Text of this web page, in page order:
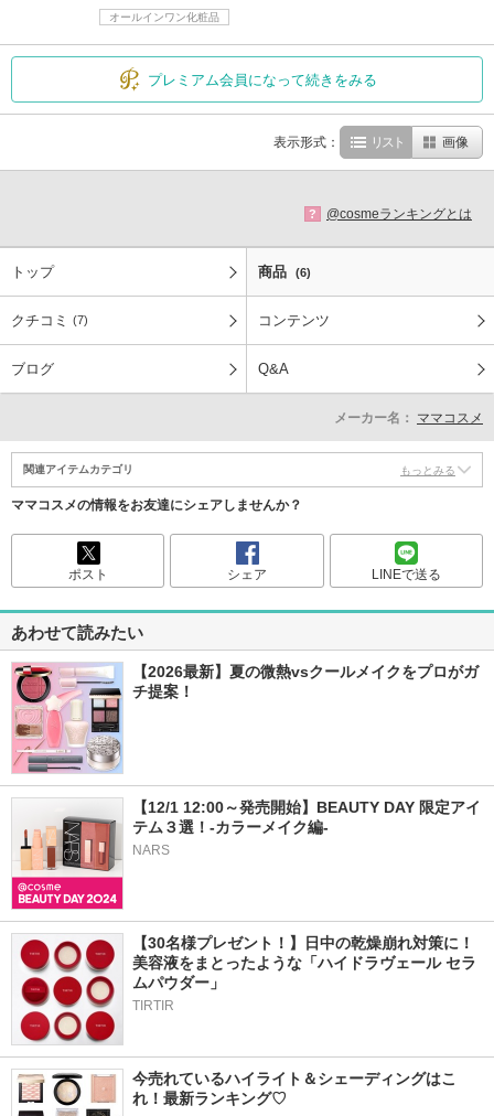
オールインワン化粧品
プレミアム会員になって続きをみる
表示形式： リスト 画像
? @cosmeランキングとは
トップ 商品 (6)
クチコミ (7) コンテンツ
ブログ Q&A
メーカー名： ママコスメ
関連アイテムカテゴリ もっとみる
ママコスメの情報をお友達にシェアしませんか？
ポスト シェア LINEで送る
あわせて読みたい
【2026最新】夏の微熱vsクールメイクをプロがガ
チ提案！
【12/1 12:00～発売開始】BEAUTY DAY 限定アイ
テム３選！-カラーメイク編-
NARS
【30名様プレゼント！】日中の乾燥崩れ対策に！
美容液をまとったような「ハイドラヴェール セラ
ムパウダー」
TIRTIR
今売れているハイライト＆シェーディングはこ
れ！最新ランキング♡